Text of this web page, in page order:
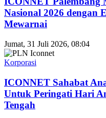
Nasional 2026 dengan
Mewarnai
Jumat, 31 Juli 2026, 08:04
Korporasi
ICONNET Sahabat
Untuk Peringati Hari
Tengah